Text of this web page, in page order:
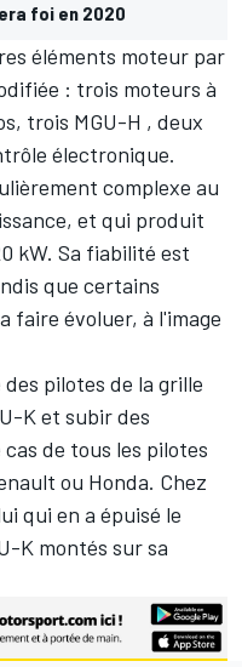
foi en 2020
éléments moteur par
: trois moteurs à
trois MGU-H , deux
électronique.
complexe au
et qui produit
kW. Sa fiabilité est
que certains
faire évoluer, à l'image
des pilotes de la grille
K et subir des
de tous les pilotes
ou Honda. Chez
qui en a épuisé le
K montés sur sa